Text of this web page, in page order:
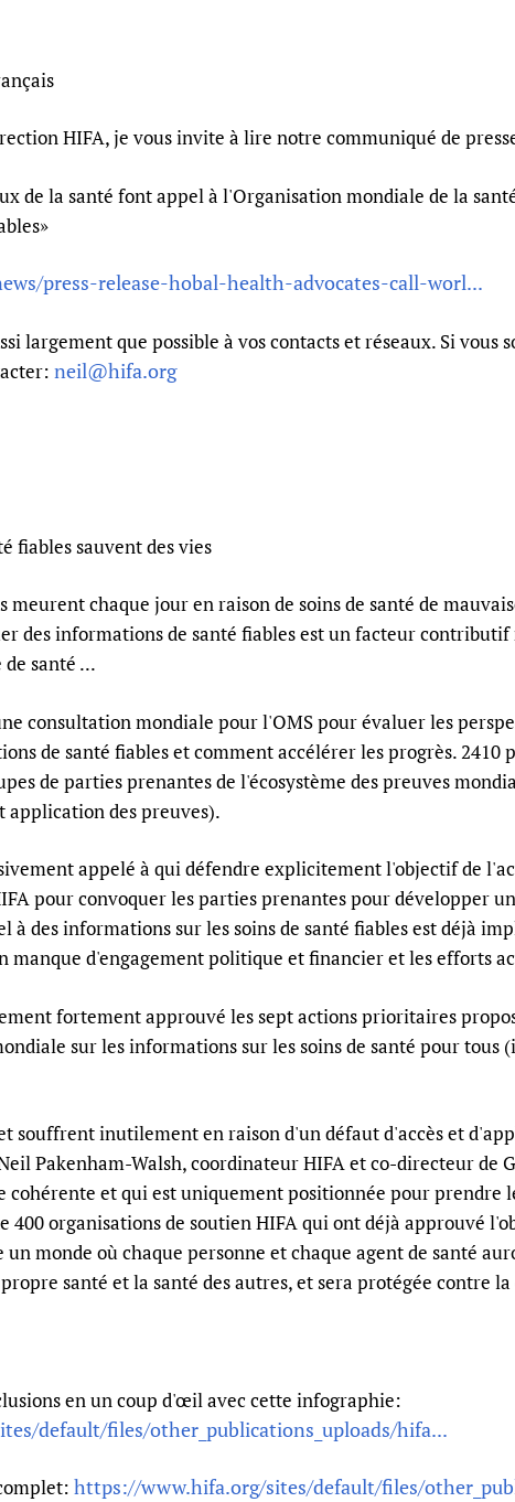
Learning
Newborn
HIFA, je vous invite à lire notre communiqué de
de la santé font appel à l'Organisation mondiale de la
press-release-hobal-health-advocates-call-worl...
largement que possible à vos contacts et réseaux. Si vous
neil@hifa.org
fiables sauvent des vies
meurent chaque jour en raison de soins de santé de
des informations de santé fiables est un facteur contributif
santé ...
consultation mondiale pour l'OMS pour évaluer les
de santé fiables et comment accélérer les progrès. 2410
de parties prenantes de l'écosystème des preuves
application des preuves).
appelé à qui défendre explicitement l'objectif de
pour convoquer les parties prenantes pour développer
à des informations sur les soins de santé fiables est déjà
manque d'engagement politique et financier et les efforts
fortement approuvé les sept actions prioritaires
sur les informations sur les soins de santé pour
souffrent inutilement en raison d'un défaut d'accès et
Pakenham-Walsh, coordinateur HIFA et co-directeur de
cohérente et qui est uniquement positionnée pour prendre
400 organisations de soutien HIFA qui ont déjà approuvé
monde où chaque personne et chaque agent de santé
santé et la santé des autres, et sera protégée contre
en un coup d'œil avec cette infographie:
default/files/other_publications_uploads/hifa...
https://www.hifa.org/sites/default/files/